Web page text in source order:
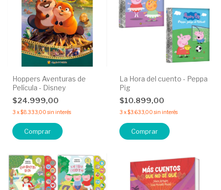
Hoppers Aventuras de
Película - Disney
$24.999,00
3 x$8.333,00 sin interés
La Hora del cuento - Peppa
Pig
$10.899,00
3 x$3.633,00 sin interés
Comprar